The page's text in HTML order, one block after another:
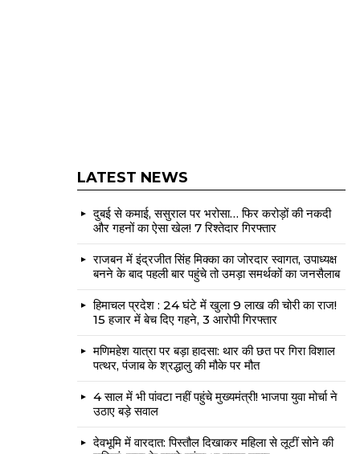
LATEST NEWS
दुबई से कमाई, ससुराल पर भरोसा… फिर करोड़ों की नकदी
और गहनों का ऐसा खेल! 7 रिश्तेदार गिरफ्तार
राजबन में इंद्रजीत सिंह मिक्का का जोरदार स्वागत, उपाध्यक्ष
बनने के बाद पहली बार पहुंचे तो उमड़ा समर्थकों का जनसैलाब
हिमाचल प्रदेश : 24 घंटे में खुला 9 लाख की चोरी का राज!
15 हजार में बेच दिए गहने, 3 आरोपी गिरफ्तार
मणिमहेश यात्रा पर बड़ा हादसा: थार की छत पर गिरा विशाल
पत्थर, पंजाब के श्रद्धालु की मौके पर मौत
4 साल में भी पांवटा नहीं पहुंचे मुख्यमंत्री! भाजपा युवा मोर्चा ने
उठाए बड़े सवाल
देवभूमि में वारदात: पिस्तौल दिखाकर महिला से लूटीं सोने की